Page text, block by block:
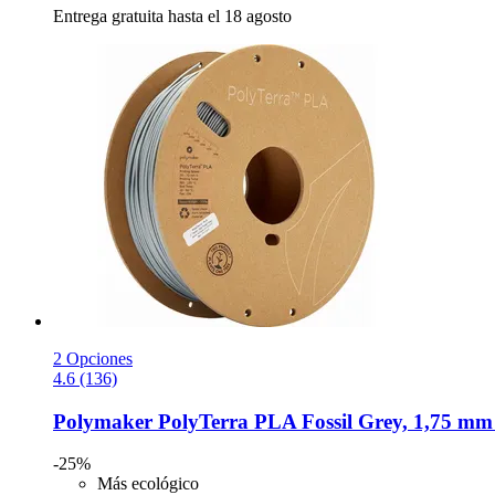
Entrega gratuita hasta el 18 agosto
2 Opciones
4.6 (136)
Polymaker PolyTerra PLA Fossil Grey, 1,75
-25%
Más ecológico